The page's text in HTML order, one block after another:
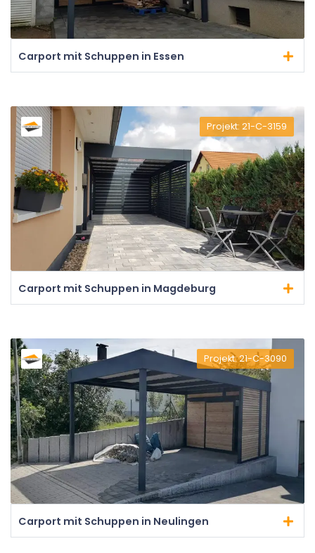
Carport mit Schuppen in Essen
Projekt: 21-C-3159
Carport mit Schuppen in Magdeburg
Projekt: 21-C-3090
Carport mit Schuppen in Neulingen